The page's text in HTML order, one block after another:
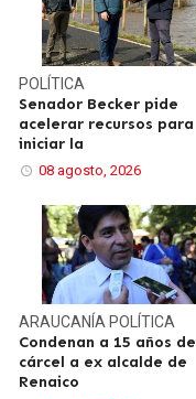
POLÍTICA
Senador Becker pide
acelerar recursos para
iniciar la
08 agosto, 2026
ARAUCANÍA POLÍTICA
Condenan a 15 años de
cárcel a ex alcalde de
Renaico